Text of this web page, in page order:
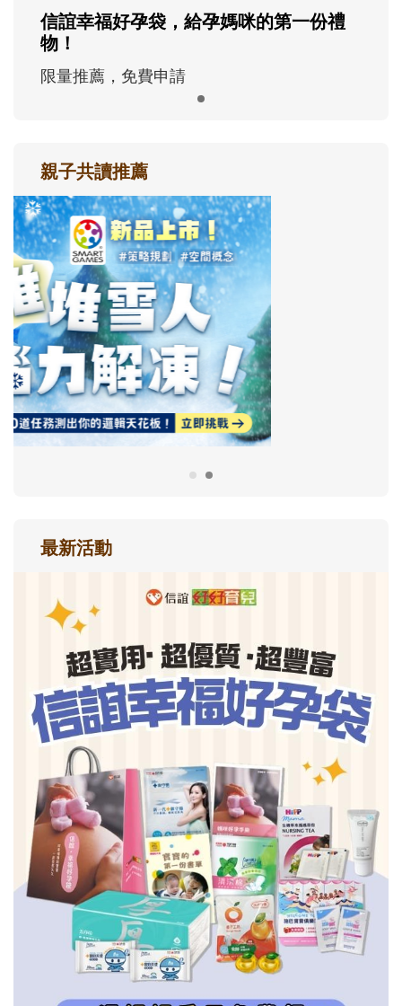
信誼幸福好孕袋，給孕媽咪的第一份禮
物！
限量推薦，免費申請
親子共讀推薦
最新活動
信誼基金會 附設幼兒園